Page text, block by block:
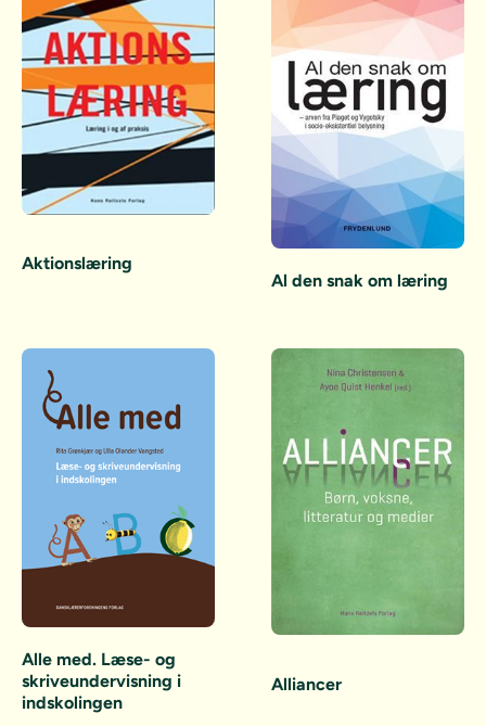
Aktionslæring
Al den snak om læring
Alle med. Læse- og
skriveundervisning i
indskolingen
Alliancer